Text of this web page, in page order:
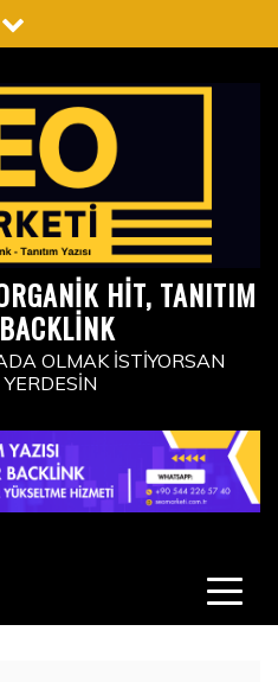
HIT, TANITIM
OLMAK İSTIYORSAN